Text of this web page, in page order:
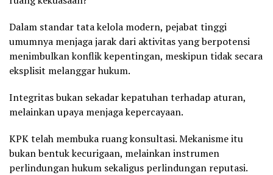
Dalam standar tata kelola modern, pejabat tinggi
umumnya menjaga jarak dari aktivitas yang berpotensi
menimbulkan konflik kepentingan, meskipun tidak secara
eksplisit melanggar hukum.
Integritas bukan sekadar kepatuhan terhadap aturan,
melainkan upaya menjaga kepercayaan.
KPK telah membuka ruang konsultasi. Mekanisme itu
bukan bentuk kecurigaan, melainkan instrumen
perlindungan hukum sekaligus perlindungan reputasi.